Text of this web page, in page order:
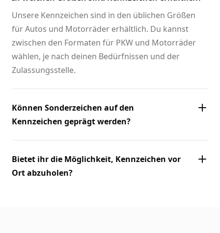
Unsere Kennzeichen sind in den üblichen Größen
für Autos und Motorräder erhältlich. Du kannst
zwischen den Formaten für PKW und Motorräder
wählen, je nach deinen Bedürfnissen und der
Zulassungsstelle.
Können Sonderzeichen auf den
Kennzeichen geprägt werden?
Bietet ihr die Möglichkeit, Kennzeichen vor
Ort abzuholen?